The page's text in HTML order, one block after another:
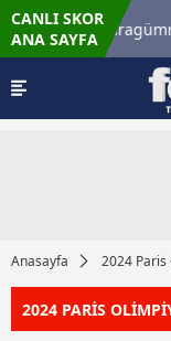
CANLI SKOR
ANA SAYFAKaragümrük
Anasayfa 2024 Paris
2024 PARİS